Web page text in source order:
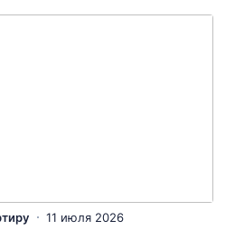
11 июля 2026